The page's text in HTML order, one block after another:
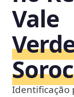
Vale
Identificação